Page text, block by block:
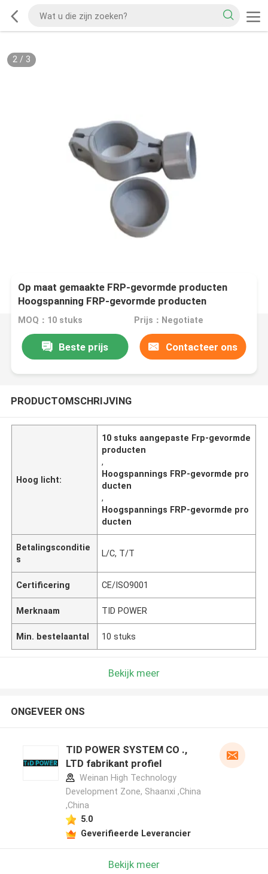
2/ 3
Op maat gemaakte FRP-gevormde producten
Hoogspanning FRP-gevormde producten
MOQ：10 stuks Prijs：Negotiate
Beste prijs Contacteer ons
PRODUCTOMSCHRIJVING
Hoog licht:
10 stuks aangepaste Frp-gevormde
producten
,
Hoogspannings FRP-gevormde pro
ducten
,
Hoogspannings FRP-gevormde pro
ducten
Betalingsconditie
s
L/C, T/T
Certificering CE/ISO9001
Merknaam TID POWER
Min. bestelaantal 10 stuks
Bekijk meer
ONGEVEER ONS
TID POWER SYSTEM CO .,
LTD fabrikant profiel
Weinan High Technology
Development Zone, Shaanxi ,China
,China
5.0
Geverifieerde Leverancier
Bekijk meer